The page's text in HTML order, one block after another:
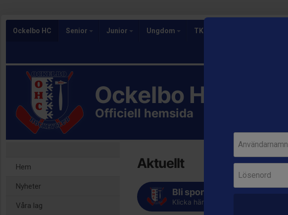
Ockelbo HC Senior Junior Ungdom TKH/Skridskoskola
Användarnamn
Lösenord
Ockelbo HC
Officiell hemsida
Hem
Nyheter
Våra lag
Aktuellt
Bli sponsor
Klicka här för att bli våran sponsor